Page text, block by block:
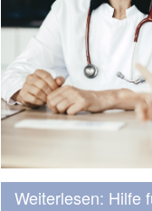
Weiterlesen: Hilfe